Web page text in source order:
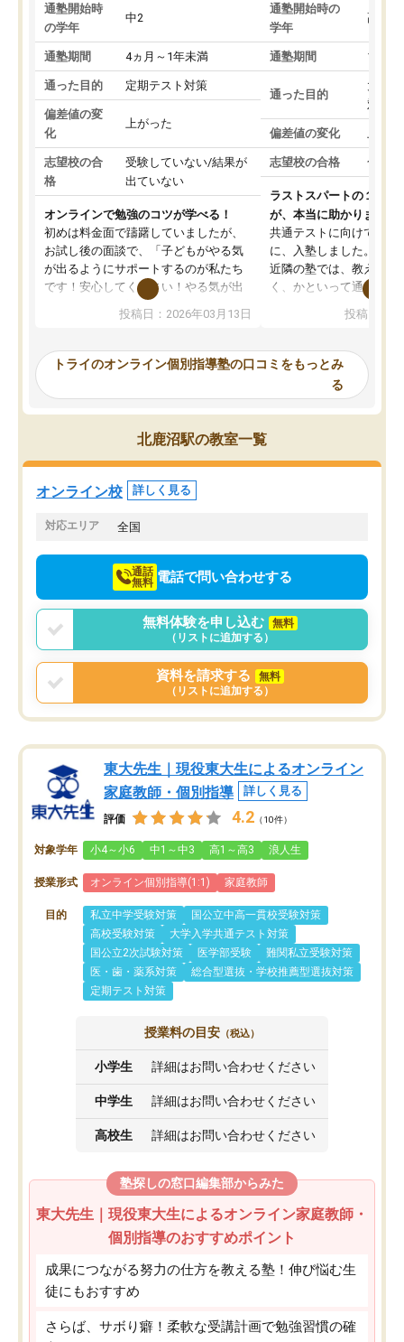
通塾開始時
の学年
中2
通塾期間 4ヵ月～1年未満
通った目的 定期テスト対策
偏差値の変
化
上がった
志望校の合
格
受験していない/結果が
出ていない
オンラインで勉強のコツが学べる！
初めは料金面で躊躇していましたが、
お試し後の面談で、「子どもがやる気
が出るようにサポートするのが私たち
です！安心してください！やる気が出
ないのは私たち講師の責任です」と言
ってくださり、確かに！と考えて、思
ったんですが、学生の先生から学ぶこ
み、徐々に成績が上がったらいいなと
思っていました。何が今足りないのか
を的確に指導いただき、子どももびっ
くりするほど楽しんでやる気を持って
塾を受けています。狙い通り、少しず
つ成績も上がり、苦手意識も無くなっ
てきたので、さらに苦手な数学も追加
でお願いしました。来年の高校受験に
投稿日：2026年03月13日
通塾開始時の
学年
高3
通塾期間 1～3
通った目的
大学
対策
偏差値の変化
志望校の合格 合格
ラストスパートの１か月
が、本当に助かりました
共通テストに向けての追
に、入塾しました。田舎
近隣の塾では、教えても
く、かといって通うには
可能なので本当に助か
らないところをピンポイ
頂いて、とてもわかり
していました。一生を
スト、多少お金がかかっ
投稿日：
トライのオンライン個別指導塾の口コミをもっとみ
る
北鹿沼駅の教室一覧
オンライン校 詳しく見る
対応エリア 全国
通話
無料 電話で問い合わせする
無料体験を申し込む
無料
（リストに追加する）
資料を請求する
無料
（リストに追加する）
東大先生｜現役東大生によるオンライン
家庭教師・個別指導
詳しく見る
評価 4.2 （10件）
対象学年 小4～小6 中1～中3 高1～高3 浪人生
授業形式 オンライン個別指導(1:1) 家庭教師
目的 私立中学受験対策
国公立中高一貫校受験対策
高校受験対策
大学入学共通テスト対策
国公立2次試験対策
医学部受験
難関私立受験対策
医・歯・薬系対策
総合型選抜・学校推薦型選抜対策
定期テスト対策
授業料の目安 （税込）
小学生 詳細はお問い合わせください
中学生 詳細はお問い合わせください
高校生 詳細はお問い合わせください
塾探しの窓口編集部からみた
東大先生｜現役東大生によるオンライン家庭教師・
個別指導のおすすめポイント
成果につながる努力の仕方を教える塾！伸び悩む生
徒にもおすすめ
さらば、サボり癖！柔軟な受講計画で勉強習慣の確